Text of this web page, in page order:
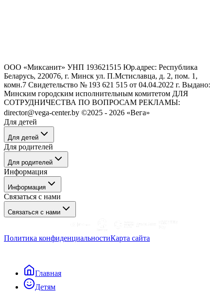
ООО «Миксанит» УНП 193621515 Юр.адрес: Республика
Беларусь, 220076, г. Минск ул. П.Мстиславца, д. 2, пом. 1,
комн.7 Свидетельство № 193 621 515 от 04.04.2022 г. Выдано:
Минским городским исполнительным комитетом ДЛЯ
СОТРУДНИЧЕСТВА ПО ВОПРОСАМ РЕКЛАМЫ:
director@vega-center.by ©2025 - 2026 «Вега»
Для детей
Для детей
Танцы
Рисование
Музыка
Психология
Здоровье
Для родителей
Для родителей
Танцы
Здоровье
Музыка
Психология
Рисование
Информация
Информация
О нас
Блог
Цены и оплата
Связаться с нами
Связаться с нами
info@vega-center.by
Политика конфиденциальностиКарта сайта
Главная
Детям